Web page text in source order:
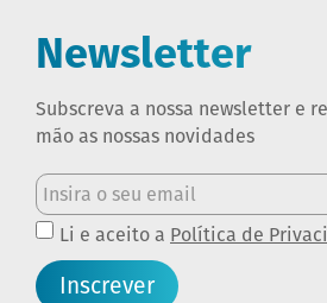
Newsletter
Subscreva a nossa newsletter e
mão as nossas novidades
Li e aceito a Política de
Inscrever